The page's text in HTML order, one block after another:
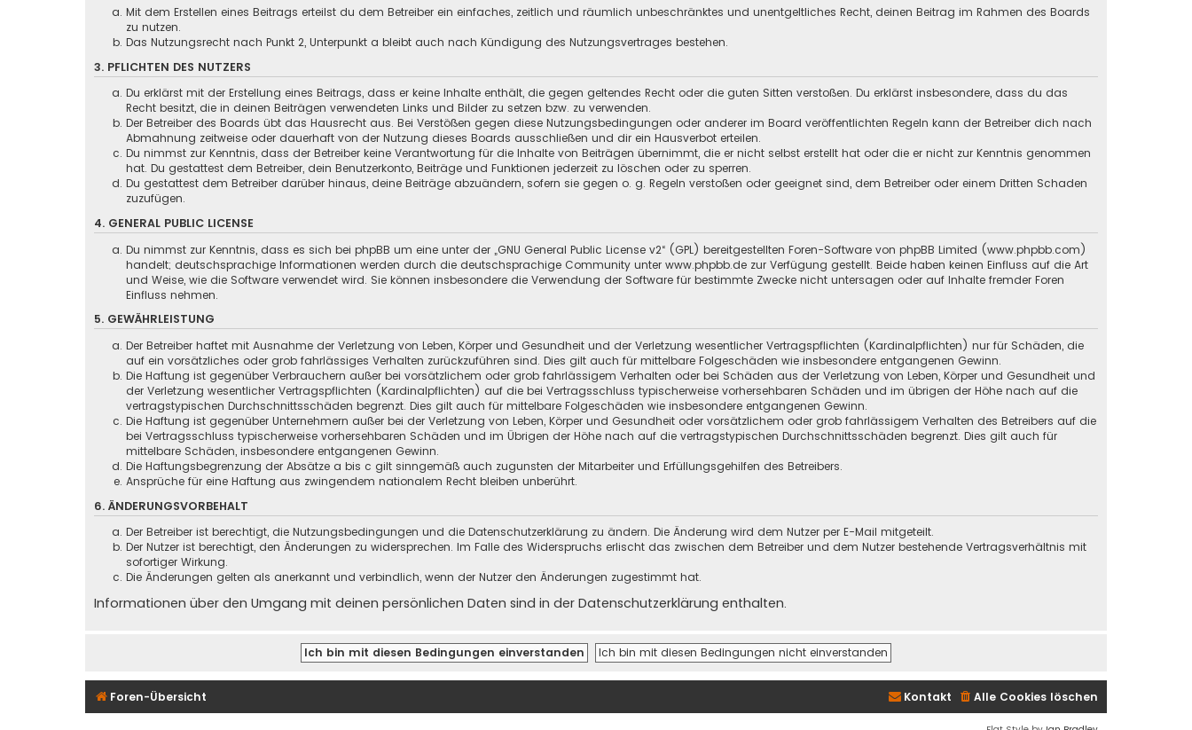
Mit dem Erstellen eines Beitrags erteilst du dem Betreiber ein einfaches, zeitlich und räumlich unbeschränktes und unentgeltliches Recht, deinen Beitrag im Rahmen des Boards
zu nutzen.
Das Nutzungsrecht nach Punkt 2, Unterpunkt a bleibt auch nach Kündigung des Nutzungsvertrages bestehen.
3. PFLICHTEN DES NUTZERS
Du erklärst mit der Erstellung eines Beitrags, dass er keine Inhalte enthält, die gegen geltendes Recht oder die guten Sitten verstoßen. Du erklärst insbesondere, dass du das
Recht besitzt, die in deinen Beiträgen verwendeten Links und Bilder zu setzen bzw. zu verwenden.
Der Betreiber des Boards übt das Hausrecht aus. Bei Verstößen gegen diese Nutzungsbedingungen oder anderer im Board veröffentlichten Regeln kann der Betreiber dich nach
Abmahnung zeitweise oder dauerhaft von der Nutzung dieses Boards ausschließen und dir ein Hausverbot erteilen.
Du nimmst zur Kenntnis, dass der Betreiber keine Verantwortung für die Inhalte von Beiträgen übernimmt, die er nicht selbst erstellt hat oder die er nicht zur Kenntnis genommen
hat. Du gestattest dem Betreiber, dein Benutzerkonto, Beiträge und Funktionen jederzeit zu löschen oder zu sperren.
Du gestattest dem Betreiber darüber hinaus, deine Beiträge abzuändern, sofern sie gegen o. g. Regeln verstoßen oder geeignet sind, dem Betreiber oder einem Dritten Schaden
zuzufügen.
4. GENERAL PUBLIC LICENSE
Du nimmst zur Kenntnis, dass es sich bei phpBB um eine unter der „GNU General Public License v2“ (GPL) bereitgestellten Foren-Software von phpBB Limited (www.phpbb.com)
handelt; deutschsprachige Informationen werden durch die deutschsprachige Community unter www.phpbb.de zur Verfügung gestellt. Beide haben keinen Einfluss auf die Art
und Weise, wie die Software verwendet wird. Sie können insbesondere die Verwendung der Software für bestimmte Zwecke nicht untersagen oder auf Inhalte fremder Foren
Einfluss nehmen.
5. GEWÄHRLEISTUNG
Der Betreiber haftet mit Ausnahme der Verletzung von Leben, Körper und Gesundheit und der Verletzung wesentlicher Vertragspflichten (Kardinalpflichten) nur für Schäden, die
auf ein vorsätzliches oder grob fahrlässiges Verhalten zurückzuführen sind. Dies gilt auch für mittelbare Folgeschäden wie insbesondere entgangenen Gewinn.
Die Haftung ist gegenüber Verbrauchern außer bei vorsätzlichem oder grob fahrlässigem Verhalten oder bei Schäden aus der Verletzung von Leben, Körper und Gesundheit und
der Verletzung wesentlicher Vertragspflichten (Kardinalpflichten) auf die bei Vertragsschluss typischerweise vorhersehbaren Schäden und im übrigen der Höhe nach auf die
vertragstypischen Durchschnittsschäden begrenzt. Dies gilt auch für mittelbare Folgeschäden wie insbesondere entgangenen Gewinn.
Die Haftung ist gegenüber Unternehmern außer bei der Verletzung von Leben, Körper und Gesundheit oder vorsätzlichem oder grob fahrlässigem Verhalten des Betreibers auf die
bei Vertragsschluss typischerweise vorhersehbaren Schäden und im Übrigen der Höhe nach auf die vertragstypischen Durchschnittsschäden begrenzt. Dies gilt auch für
mittelbare Schäden, insbesondere entgangenen Gewinn.
Die Haftungsbegrenzung der Absätze a bis c gilt sinngemäß auch zugunsten der Mitarbeiter und Erfüllungsgehilfen des Betreibers.
Ansprüche für eine Haftung aus zwingendem nationalem Recht bleiben unberührt.
6. ÄNDERUNGSVORBEHALT
Der Betreiber ist berechtigt, die Nutzungsbedingungen und die Datenschutzerklärung zu ändern. Die Änderung wird dem Nutzer per E-Mail mitgeteilt.
Der Nutzer ist berechtigt, den Änderungen zu widersprechen. Im Falle des Widerspruchs erlischt das zwischen dem Betreiber und dem Nutzer bestehende Vertragsverhältnis mit
sofortiger Wirkung.
Die Änderungen gelten als anerkannt und verbindlich, wenn der Nutzer den Änderungen zugestimmt hat.
Informationen über den Umgang mit deinen persönlichen Daten sind in der Datenschutzerklärung enthalten.
Foren-Übersicht Alle Cookies löschen
Kontakt